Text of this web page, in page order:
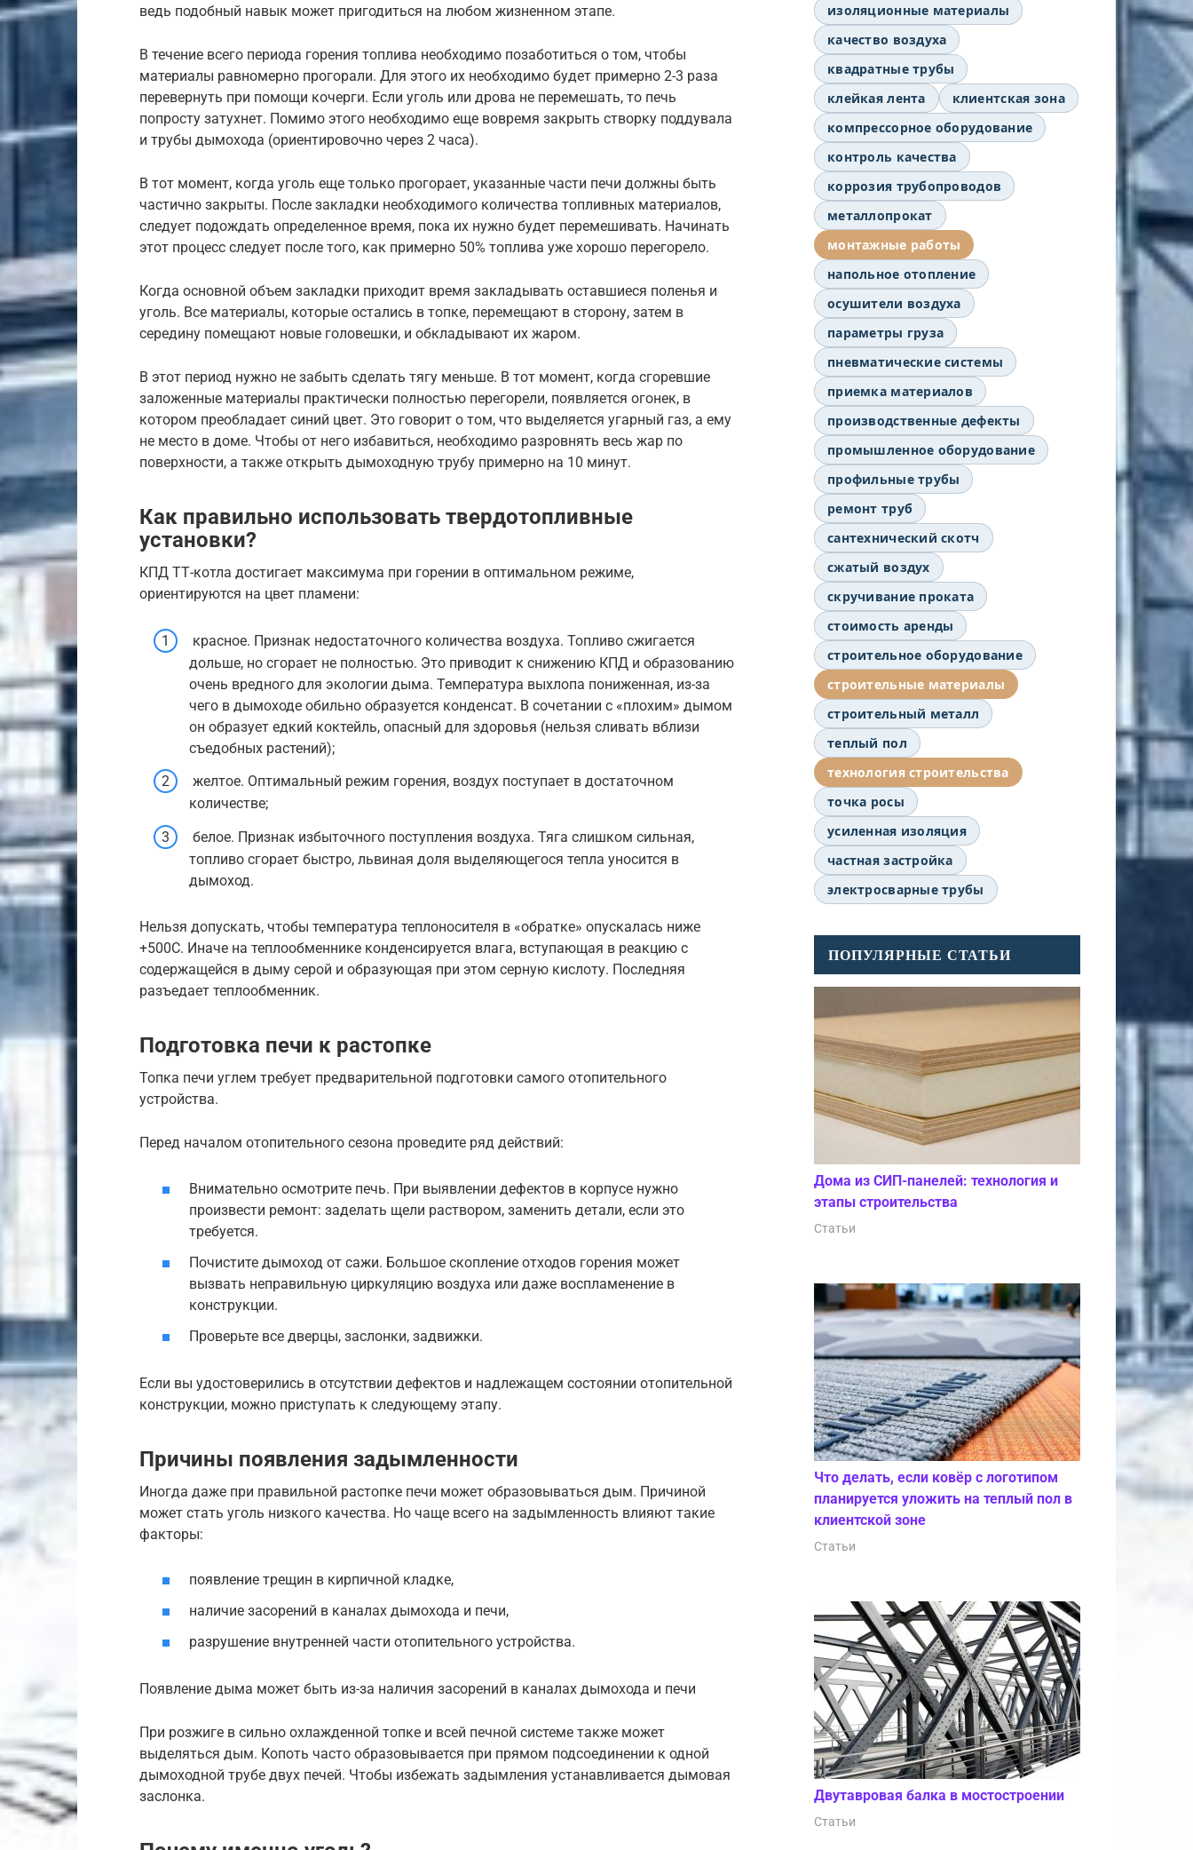
ведь подобный навык может пригодиться на любом жизненном этапе.
В течение всего периода горения топлива необходимо позаботиться о том, чтобы
материалы равномерно прогорали. Для этого их необходимо будет примерно 2-3 раза
перевернуть при помощи кочерги. Если уголь или дрова не перемешать, то печь
попросту затухнет. Помимо этого необходимо еще вовремя закрыть створку поддувала
и трубы дымохода (ориентировочно через 2 часа).
В тот момент, когда уголь еще только прогорает, указанные части печи должны быть
частично закрыты. После закладки необходимого количества топливных материалов,
следует подождать определенное время, пока их нужно будет перемешивать. Начинать
этот процесс следует после того, как примерно 50% топлива уже хорошо перегорело.
Когда основной объем закладки приходит время закладывать оставшиеся поленья и
уголь. Все материалы, которые остались в топке, перемещают в сторону, затем в
середину помещают новые головешки, и обкладывают их жаром.
В этот период нужно не забыть сделать тягу меньше. В тот момент, когда сгоревшие
заложенные материалы практически полностью перегорели, появляется огонек, в
котором преобладает синий цвет. Это говорит о том, что выделяется угарный газ, а ему
не место в доме. Чтобы от него избавиться, необходимо разровнять весь жар по
поверхности, а также открыть дымоходную трубу примерно на 10 минут.
Как правильно использовать твердотопливные
установки?
КПД ТТ-котла достигает максимума при горении в оптимальном режиме,
ориентируются на цвет пламени:
красное. Признак недостаточного количества воздуха. Топливо сжигается
дольше, но сгорает не полностью. Это приводит к снижению КПД и образованию
очень вредного для экологии дыма. Температура выхлопа пониженная, из-за
чего в дымоходе обильно образуется конденсат. В сочетании с «плохим» дымом
он образует едкий коктейль, опасный для здоровья (нельзя сливать вблизи
съедобных растений);
желтое. Оптимальный режим горения, воздух поступает в достаточном
количестве;
белое. Признак избыточного поступления воздуха. Тяга слишком сильная,
топливо сгорает быстро, львиная доля выделяющегося тепла уносится в
дымоход.
Нельзя допускать, чтобы температура теплоносителя в «обратке» опускалась ниже
+500С. Иначе на теплообменнике конденсируется влага, вступающая в реакцию с
содержащейся в дыму серой и образующая при этом серную кислоту. Последняя
разъедает теплообменник.
Подготовка печи к растопке
Топка печи углем требует предварительной подготовки самого отопительного
устройства.
Перед началом отопительного сезона проведите ряд действий:
Внимательно осмотрите печь. При выявлении дефектов в корпусе нужно
произвести ремонт: заделать щели раствором, заменить детали, если это
требуется.
Почистите дымоход от сажи. Большое скопление отходов горения может
вызвать неправильную циркуляцию воздуха или даже воспламенение в
конструкции.
Проверьте все дверцы, заслонки, задвижки.
Если вы удостоверились в отсутствии дефектов и надлежащем состоянии отопительной
конструкции, можно приступать к следующему этапу.
Причины появления задымленности
Иногда даже при правильной растопке печи может образовываться дым. Причиной
может стать уголь низкого качества. Но чаще всего на задымленность влияют такие
факторы:
появление трещин в кирпичной кладке,
наличие засорений в каналах дымохода и печи,
разрушение внутренней части отопительного устройства.
Появление дыма может быть из-за наличия засорений в каналах дымохода и печи
При розжиге в сильно охлажденной топке и всей печной системе также может
выделяться дым. Копоть часто образовывается при прямом подсоединении к одной
дымоходной трубе двух печей. Чтобы избежать задымления устанавливается дымовая
заслонка.
изоляционные материалы
качество воздуха
квадратные трубы
клейкая лента
клиентская зона
компрессорное оборудование
контроль качества
коррозия трубопроводов
металлопрокат
монтажные работы
напольное отопление
осушители воздуха
параметры груза
пневматические системы
приемка материалов
производственные дефекты
промышленное оборудование
профильные трубы
ремонт труб
сантехнический скотч
сжатый воздух
скручивание проката
стоимость аренды
строительное оборудование
строительные материалы
строительный металл
теплый пол
технология строительства
точка росы
усиленная изоляция
частная застройка
электросварные трубы
ПОПУЛЯРНЫЕ СТАТЬИ
Дома из СИП-панелей: технология и
этапы строительства
Статьи
Что делать, если ковёр с логотипом
планируется уложить на теплый пол в
клиентской зоне
Статьи
Двутавровая балка в мостостроении
Статьи